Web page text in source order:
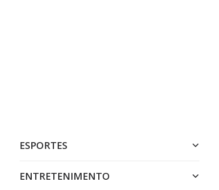
ESPORTES
ENTRETENIMENTO